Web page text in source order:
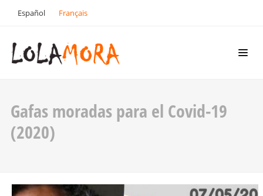
Español Français
Gafas moradas para el Covid-19
(2020)